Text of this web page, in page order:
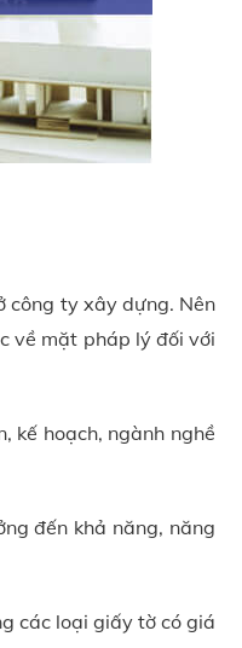
công ty xây dựng. Nên
về mặt pháp lý đối với
kế hoạch, ngành nghề
đến khả năng, năng
các loại giấy tờ có giá